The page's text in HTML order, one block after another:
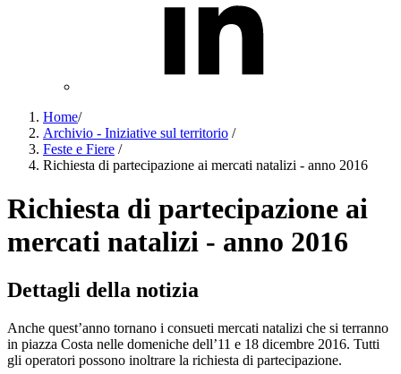
Home/
Archivio - Iniziative sul territorio /
Feste e Fiere /
Richiesta di partecipazione ai mercati natalizi - anno 2016
Richiesta di partecipazione ai
mercati natalizi - anno 2016
Dettagli della notizia
Anche quest’anno tornano i consueti mercati natalizi che si terranno
in piazza Costa nelle domeniche dell’11 e 18 dicembre 2016. Tutti
gli operatori possono inoltrare la richiesta di partecipazione.